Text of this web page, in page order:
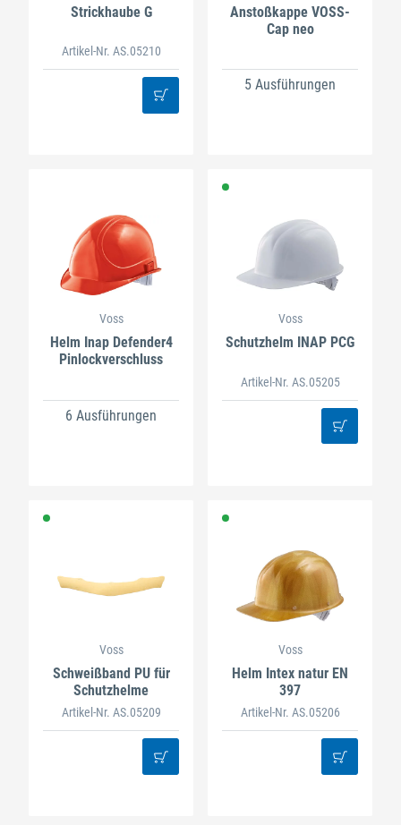
Strickhaube G
Artikel-Nr. AS.05210
Anstoßkappe VOSS-
Cap neo
5 Ausführungen
Voss
Helm Inap Defender4
Pinlockverschluss
6 Ausführungen
Voss
Schutzhelm INAP PCG
Artikel-Nr. AS.05205
Voss
Schweißband PU für
Schutzhelme
Artikel-Nr. AS.05209
Voss
Helm Intex natur EN
397
Artikel-Nr. AS.05206